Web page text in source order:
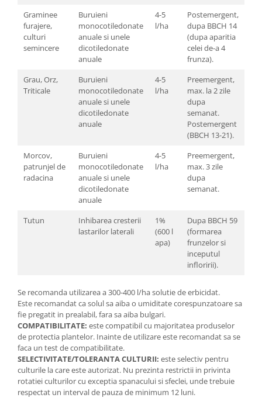
Graminee
furajere,
culturi
semincere
Buruieni
monocotiledonate
anuale si unele
dicotiledonate
anuale
4-5
l/ha
Postemergent,
dupa BBCH 14
(dupa aparitia
celei de-a 4
frunza).
Grau, Orz,
Triticale
Buruieni
monocotiledonate
anuale si unele
dicotiledonate
anuale
4-5
l/ha
Preemergent,
max. la 2 zile
dupa
semanat.
Postemergent
(BBCH 13-21).
Morcov,
patrunjel de
radacina
Buruieni
monocotiledonate
anuale si unele
dicotiledonate
anuale
4-5
l/ha
Preemergent,
max. 3 zile
dupa
semanat.
Tutun
Inhibarea cresterii
lastarilor laterali
1%
(600 l
apa)
Dupa BBCH 59
(formarea
frunzelor si
inceputul
infloririi).
Se recomanda utilizarea a 300-400 l/ha solutie de erbicidat.
Este recomandat ca solul sa aiba o umiditate corespunzatoare sa
fie pregatit in prealabil, fara sa aiba bulgari.
COMPATIBILITATE: este compatibil cu majoritatea produselor
de protectia plantelor. Inainte de utilizare este recomandat sa se
faca un test de compatibilitate.
SELECTIVITATE/TOLERANTA CULTURII: este selectiv pentru
culturile la care este autorizat. Nu prezinta restrictii in privinta
rotatiei culturilor cu exceptia spanacului si sfeclei, unde trebuie
respectat un interval de pauza de minimum 12 luni.